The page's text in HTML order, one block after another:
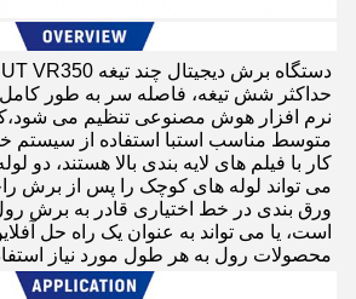
محصولات رول به هر طول مورد نیاز